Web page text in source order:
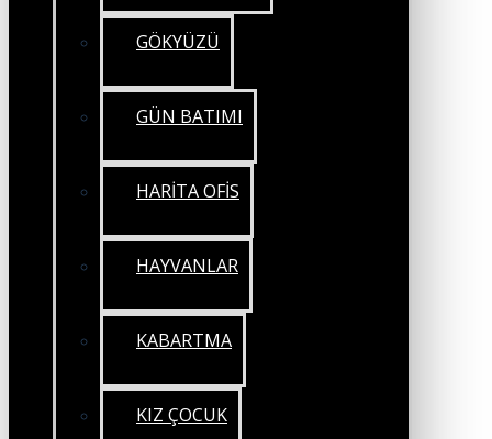
GÖKYÜZÜ
GÜN BATIMI
HARİTA OFİS
HAYVANLAR
KABARTMA
KIZ ÇOCUK